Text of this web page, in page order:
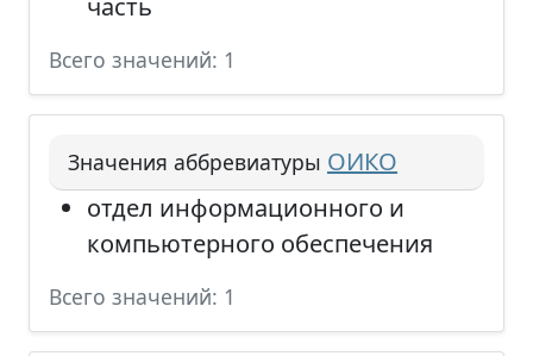
часть
Всего значений: 1
Значения аббревиатуры ОИКО
отдел информационного и
компьютерного обеспечения
Всего значений: 1